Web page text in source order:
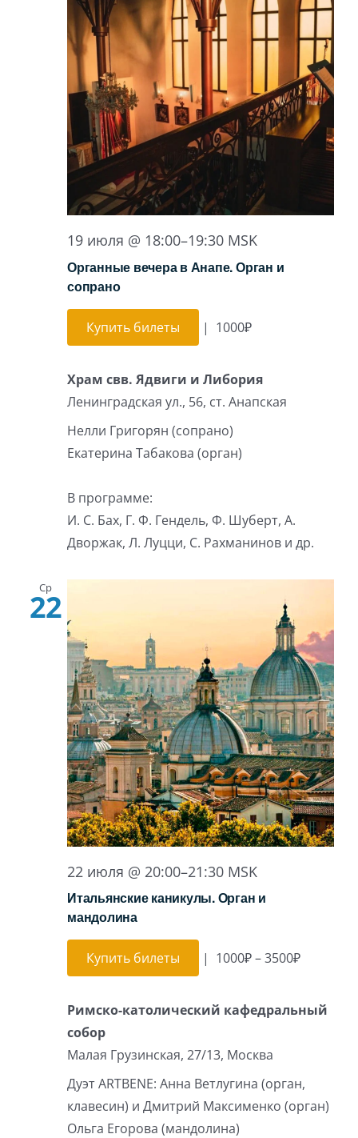
19 июля @ 18:00–19:30 MSK
Органные вечера в Анапе. Орган и
сопрано
Купить билеты | 1000₽
Храм свв. Ядвиги и Либория
Ленинградская ул., 56, ст. Анапская
Нелли Григорян (сопрано)
Екатерина Табакова (орган)
В программе:
И. С. Бах, Г. Ф. Гендель, Ф. Шуберт, А.
Дворжак, Л. Луцци, С. Рахманинов и др.
Ср
22
22 июля @ 20:00–21:30 MSK
Итальянские каникулы. Орган и
мандолина
Купить билеты | 1000₽ – 3500₽
Римско-католический кафедральный
собор
Малая Грузинская, 27/13, Москва
Дуэт ARTBENE: Анна Ветлугина (орган,
клавесин) и Дмитрий Максименко (орган)
Ольга Егорова (мандолина)